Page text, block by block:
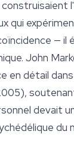
qui
— il
John
en détail dans
devait
du